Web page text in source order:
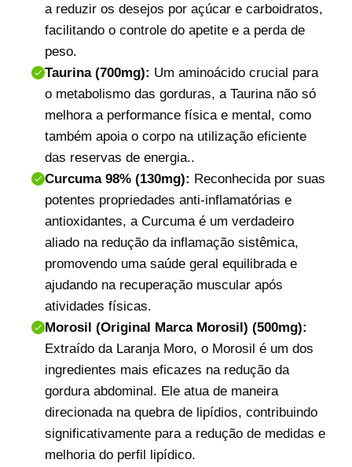
a reduzir os desejos por açúcar e carboidratos,
facilitando o controle do apetite e a perda de
peso.
Taurina (700mg): Um aminoácido crucial para
o metabolismo das gorduras, a Taurina não só
melhora a performance física e mental, como
também apoia o corpo na utilização eficiente
das reservas de energia..
Curcuma 98% (130mg): Reconhecida por suas
potentes propriedades anti-inflamatórias e
antioxidantes, a Curcuma é um verdadeiro
aliado na redução da inflamação sistêmica,
promovendo uma saúde geral equilibrada e
ajudando na recuperação muscular após
atividades físicas.
Morosil (Original Marca Morosil) (500mg):
Extraído da Laranja Moro, o Morosil é um dos
ingredientes mais eficazes na redução da
gordura abdominal. Ele atua de maneira
direcionada na quebra de lipídios, contribuindo
significativamente para a redução de medidas e
melhoria do perfil lipídico.